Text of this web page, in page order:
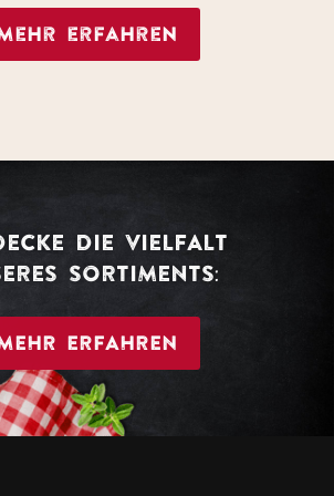
erfahren
DIE VIELFALT
SORTIMENTS:
ERFAHREN